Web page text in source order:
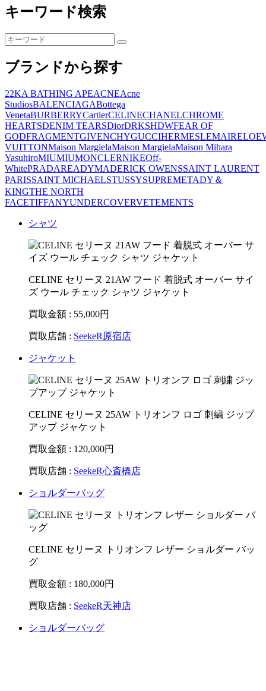
キーワード検索
検
検
ブランドから探す
22KA BATHING APEACNEAcne
StudiosBALENCIAGABottega
VenetaBURBERRYCartierCELINECHANELCHROME
HEARTSDENIM TEARSDiorDRKSHDWFEAR OF
GODFRAGMENTGIVENCHYGUCCIHERMESLEMAIRE
VUITTONMaison MargielaMaison MargielaMaison Mihara
YasuhiroMIUMIUMONCLERNIKEOff-
WhitePRADAREADYMADERICK OWENSSAINT LAURENT
PARISSAINT MICHAELSTUSSYSUPREMETADY＆
KINGTHE NORTH
FACETIFFANYUNDERCOVERVETEMENTS
シャツ
CELINE セリーヌ 21AW フード 着脱式 オーバー サイ
ズ ウール チェック シャツ ジャケット
買取金額 : 55,000円
買取店舗 : SeekeR原宿店
ジャケット
CELINE セリーヌ 25AW トリオンフ ロゴ 刺繍 ジップ
アップ ジャケット
買取金額 : 120,000円
買取店舗 : SeekeR心斎橋店
ショルダーバッグ
CELINE セリーヌ トリオンフ レザー ショルダー バッ
グ
買取金額 : 180,000円
買取店舗 : SeekeR天神店
ショルダーバッグ